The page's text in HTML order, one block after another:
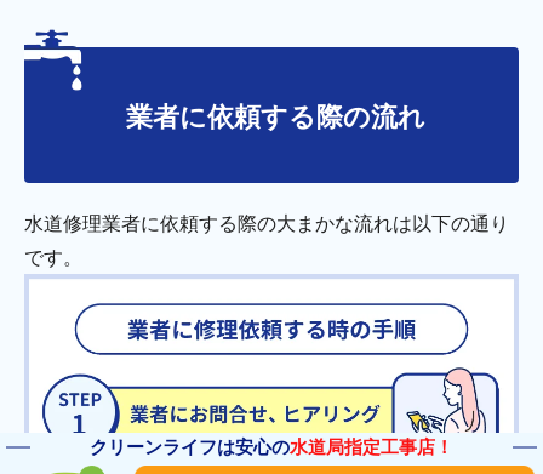
業者に依頼する際の流れ
水道修理業者に依頼する際の大まかな流れは以下の通り
です。
クリーンライフは安心の水道局指定工事店！